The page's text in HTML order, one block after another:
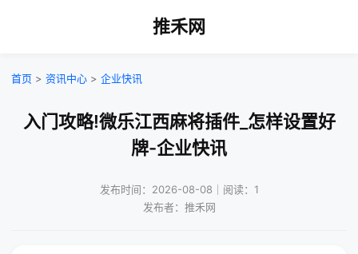
推禾网
首页 > 资讯中心 > 企业快讯
入门攻略!微乐江西麻将插件_怎样设置好
牌-企业快讯
发布时间：2026-08-08｜阅读：1
发布者：推禾网